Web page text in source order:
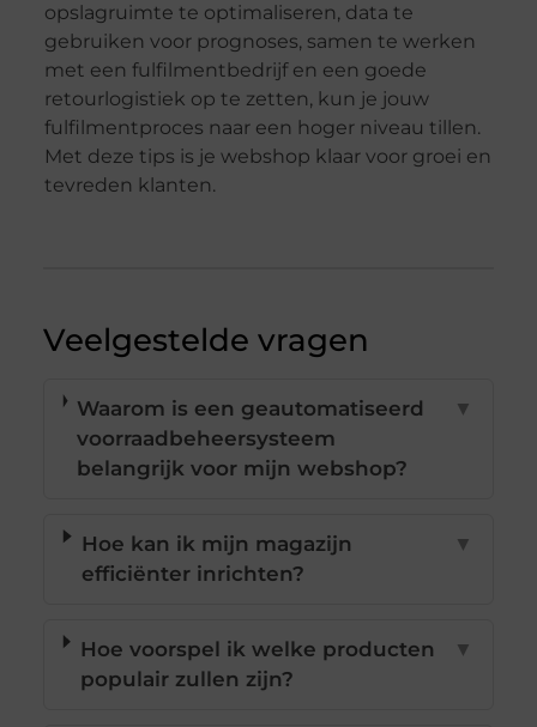
opslagruimte te optimaliseren, data te
gebruiken voor prognoses, samen te werken
met een fulfilmentbedrijf en een goede
retourlogistiek op te zetten, kun je jouw
fulfilmentproces naar een hoger niveau tillen.
Met deze tips is je webshop klaar voor groei en
tevreden klanten.
Veelgestelde vragen
Waarom is een geautomatiseerd
voorraadbeheersysteem
belangrijk voor mijn webshop?
▼
Hoe kan ik mijn magazijn
efficiënter inrichten?
▼
Hoe voorspel ik welke producten
populair zullen zijn?
▼